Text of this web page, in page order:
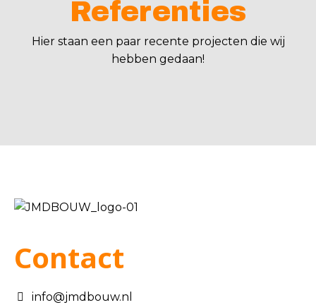
Referenties
Hier staan een paar recente projecten die wij
hebben gedaan!
Contact
info@jmdbouw.nl